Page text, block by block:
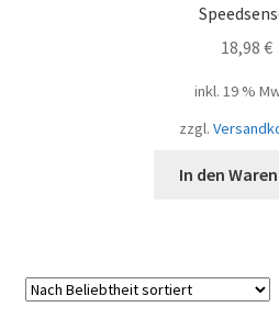
18,98 €
inkl. 19 %
zzgl.
In den